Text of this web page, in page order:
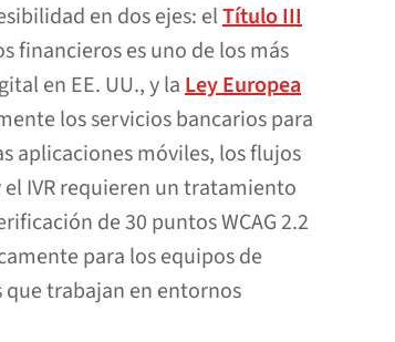
en dos ejes: elTítulo III
financieros es uno de los más
en EE. UU., y laLey Europea
los servicios bancarios para
aplicaciones móviles, los flujos
IVR requieren un tratamiento
de 30 puntos WCAG 2.2
para los equipos de
trabajan en entornos